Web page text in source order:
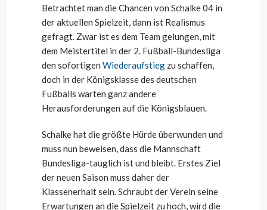
Betrachtet man die Chancen von Schalke 04 in
der aktuellen Spielzeit, dann ist Realismus
gefragt. Zwar ist es dem Team gelungen, mit
dem Meistertitel in der 2. Fußball-Bundesliga
den sofortigen Wiederaufstieg zu schaffen,
doch in der Königsklasse des deutschen
Fußballs warten ganz andere
Herausforderungen auf die Königsblauen.
Schalke hat die größte Hürde überwunden und
muss nun beweisen, dass die Mannschaft
Bundesliga-tauglich ist und bleibt. Erstes Ziel
der neuen Saison muss daher der
Klassenerhalt sein. Schraubt der Verein seine
Erwartungen an die Spielzeit zu hoch, wird die